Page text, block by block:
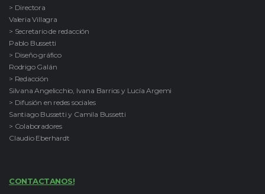
> Directora
Valeria Villagra
> Secretario de redacción
Pablo Bussetti
> Diseño gráfico
Rodrigo Galán
> Redacción
Silvana Angelicchio, Ivana Barrios y Lucía Argemi
> Difusión en redes sociales
Santiago Bussetti y Camila Bussetti
> Colaboradores
Claudio Eberhardt
CONTACTANOS!